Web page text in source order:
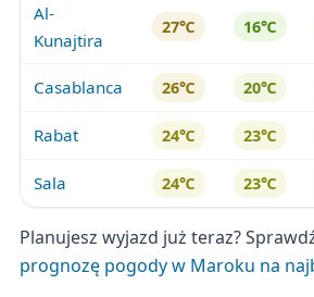
Al-
Kunajtira
27℃ 16℃
Casablanca 26℃ 20℃
Rabat 24℃ 23℃
Sala 24℃ 23℃
Planujesz wyjazd już teraz?
prognozę pogody w Maroku na